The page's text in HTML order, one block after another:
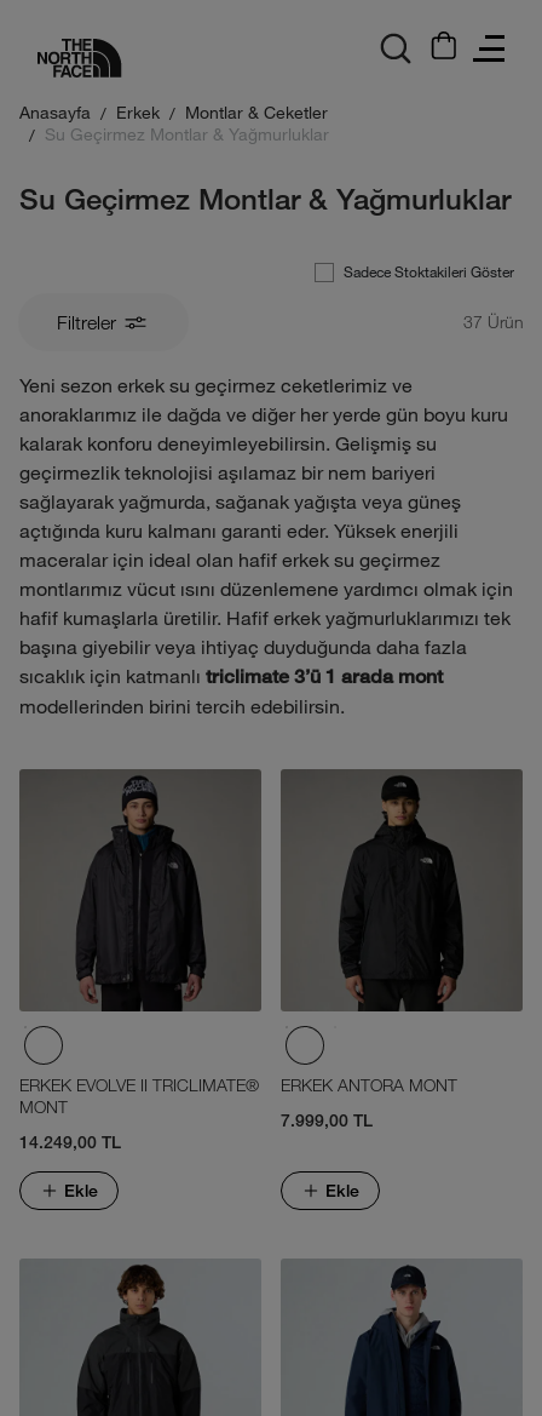
Anasayfa Erkek
Montlar & Ceketler
Su Geçirmez Montlar & Yağmurluklar
Su Geçirmez Montlar & Yağmurluklar
Sadece Stoktakileri Göster
Filtreler 37 Ürün
Yeni sezon erkek su geçirmez ceketlerimiz ve
anoraklarımız ile dağda ve diğer her yerde gün boyu kuru
kalarak konforu deneyimleyebilirsin. Gelişmiş su
geçirmezlik teknolojisi aşılamaz bir nem bariyeri
sağlayarak yağmurda, sağanak yağışta veya güneş
açtığında kuru kalmanı garanti eder. Yüksek enerjili
maceralar için ideal olan hafif erkek su geçirmez
montlarımız vücut ısını düzenlemene yardımcı olmak için
hafif kumaşlarla üretilir. Hafif erkek yağmurluklarımızı tek
başına giyebilir veya ihtiyaç duyduğunda daha fazla
sıcaklık için katmanlı triclimate 3’ü 1 arada mont
modellerinden birini tercih edebilirsin.
ERKEK EVOLVE II TRICLIMATE®
MONT
14.249,00 TL
Ekle
ERKEK ANTORA MONT
7.999,00 TL
Ekle